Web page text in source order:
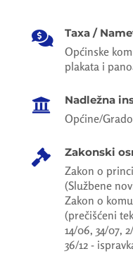
 Taxa /
Općinske
plakata i
 Nadležna
Općine/
 Zakonski
Zakon o
(Službene
Zakon o
(prečišćeni
14/06, 34/07,
36/12 -